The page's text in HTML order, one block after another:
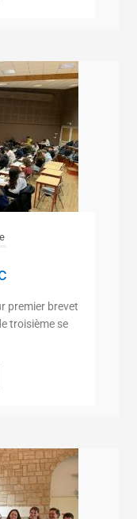
premier brevet
troisième se